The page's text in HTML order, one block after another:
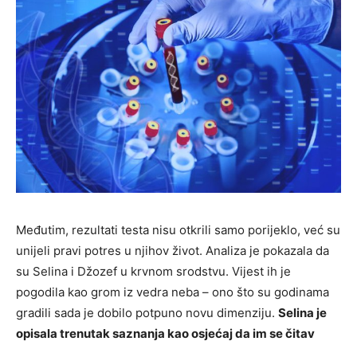
Međutim, rezultati testa nisu otkrili samo porijeklo, već su
unijeli pravi potres u njihov život. Analiza je pokazala da
su Selina i Džozef u krvnom srodstvu. Vijest ih je
pogodila kao grom iz vedra neba – ono što su godinama
gradili sada je dobilo potpuno novu dimenziju. Selina je
opisala trenutak saznanja kao osjećaj da im se čitav